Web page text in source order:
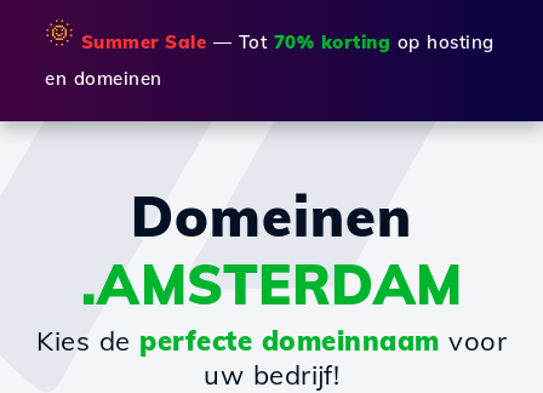
🌞 Summer Sale — Tot 70% korting op hosting
en domeinen
Domeinen
.AMSTERDAM
Kies de perfecte domeinnaam voor
uw bedrijf!